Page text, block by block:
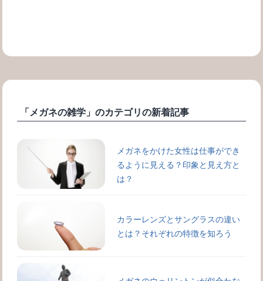
「メガネの雑学」のカテゴリの新着記事
メガネをかけた女性は仕事ができ
るように見える？印象と見え方と
は？
カラーレンズとサングラスの違い
とは？それぞれの特徴を知ろう